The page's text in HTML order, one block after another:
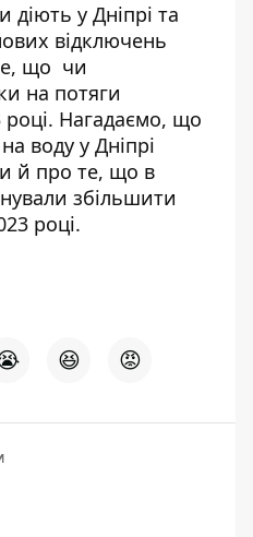
діють у Дніпрі та
відключень
що чи
на потяги
році. Нагадаємо, що
воду у Дніпрі
й про те, що в
збільшити
році.
😆 😡